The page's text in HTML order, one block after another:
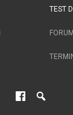
TEST
FORUM